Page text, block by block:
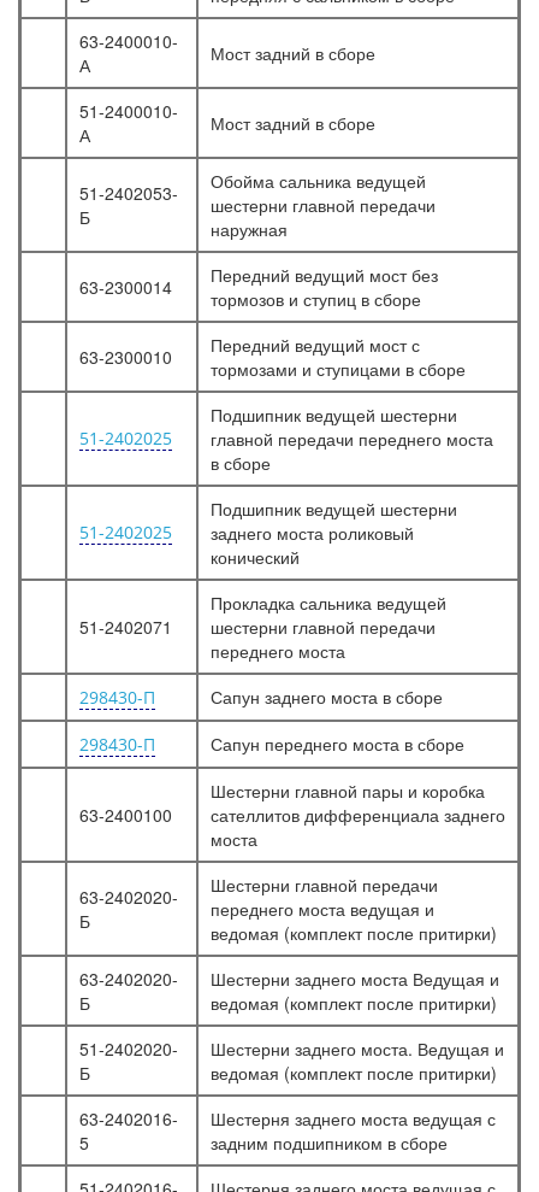
63-2400010-
А
Мост задний в сборе
51-2400010-
А
Мост задний в сборе
51-2402053-
Б
Обойма сальника ведущей
шестерни главной передачи
наружная
63-2300014
Передний ведущий мост без
тормозов и ступиц в сборе
63-2300010
Передний ведущий мост с
тормозами и ступицами в сборе
51-2402025
Подшипник ведущей шестерни
главной передачи переднего моста
в сборе
51-2402025
Подшипник ведущей шестерни
заднего моста роликовый
конический
51-2402071
Прокладка сальника ведущей
шестерни главной передачи
переднего моста
298430-П Сапун заднего моста в сборе
298430-П Сапун переднего моста в сборе
63-2400100
Шестерни главной пары и коробка
сателлитов дифференциала заднего
моста
63-2402020-
Б
Шестерни главной передачи
переднего моста ведущая и
ведомая (комплект после притирки)
63-2402020-
Б
Шестерни заднего моста Ведущая и
ведомая (комплект после притирки)
51-2402020-
Б
Шестерни заднего моста. Ведущая и
ведомая (комплект после притирки)
63-2402016-
5
Шестерня заднего моста ведущая с
задним подшипником в сборе